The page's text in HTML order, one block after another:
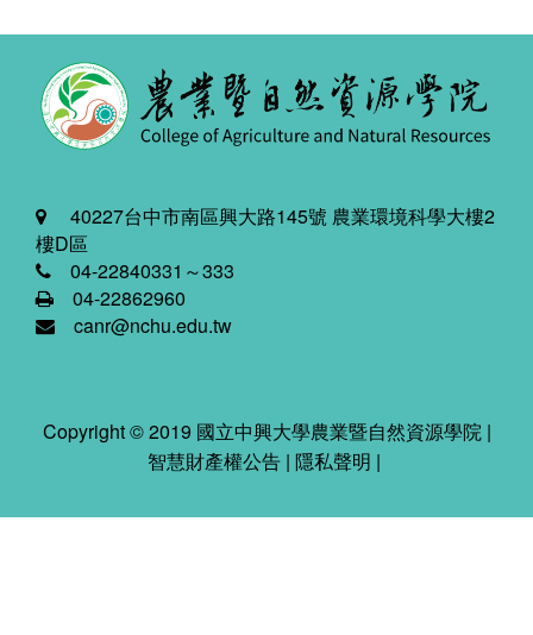
40227台中市南區興大路145號 農業環境科學大樓2
樓D區
04-22840331～333
04-22862960
canr@nchu.edu.tw
Copyright © 2019 國立中興大學農業暨自然資源學院 |
智慧財產權公告 | 隱私聲明 |